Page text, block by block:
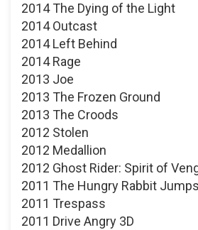
2014 The Dying of the Light
2014 Outcast
2014 Left Behind
2014 Rage
2013 Joe
2013 The Frozen Ground
2013 The Croods
2012 Stolen
2012 Medallion
2012 Ghost Rider: Spirit of
2011 The Hungry Rabbit Jumps
2011 Trespass
2011 Drive Angry 3D